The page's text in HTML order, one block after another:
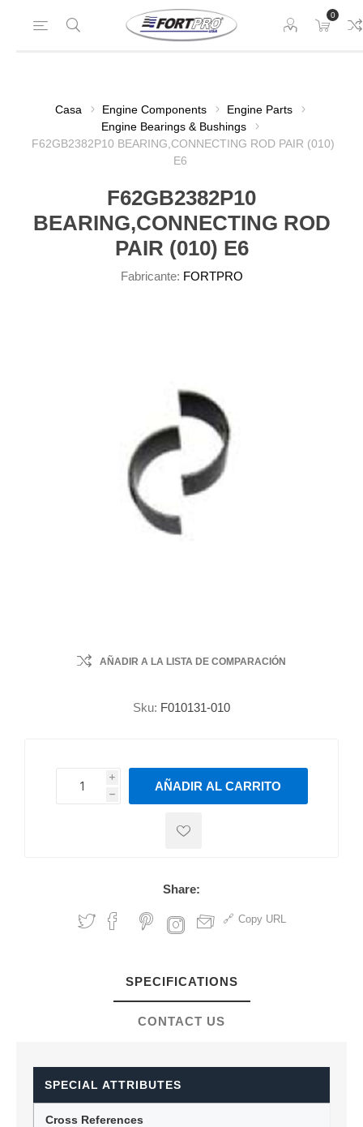
0
Casa Engine Components
Engine Parts
Engine Bearings & Bushings
F62GB2382P10 BEARING,CONNECTING ROD PAIR (010)
E6
F62GB2382P10
BEARING,CONNECTING ROD
PAIR (010) E6
Fabricante: FORTPRO
AÑADIR A LA LISTA DE COMPARACIÓN
Sku: F010131-010
i
h
h
AÑADIR AL CARRITO
Share:
Copy URL
SPECIFICATIONS
CONTACT US
SPECIAL ATTRIBUTES
Cross References